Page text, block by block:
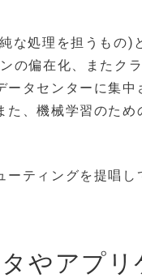
な処理を担うもの
の偏在化、またク
タセンターに集
、機械学習のた
ーティングを提唱
やアプ